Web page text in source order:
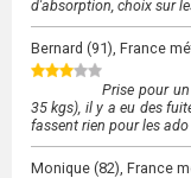
d'absorption, choix sur
Bernard (91), France
Prise pour
35 kgs), il y a eu des
fassent rien pour les
Monique (82), France